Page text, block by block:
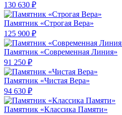
130 630 ₽
Памятник «Строгая Вера»
125 900 ₽
Памятник «Современная Линия»
91 250 ₽
Памятник «Чистая Вера»
94 630 ₽
Памятник «Классика Памяти»